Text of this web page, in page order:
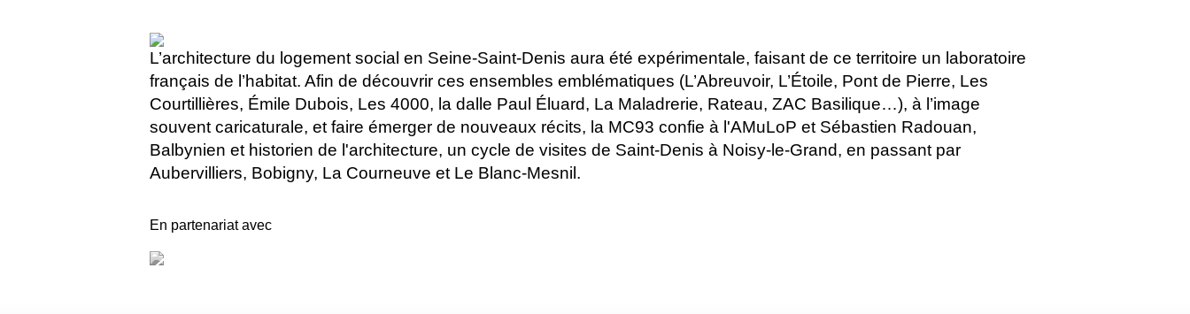
L’architecture du logement social en Seine-Saint-Denis aura été expérimentale, faisant de ce territoire un laboratoire
français de l’habitat. Afin de découvrir ces ensembles emblématiques (L’Abreuvoir, L’Étoile, Pont de Pierre, Les
Courtillières, Émile Dubois, Les 4000, la dalle Paul Éluard, La Maladrerie, Rateau, ZAC Basilique…), à l’image
souvent caricaturale, et faire émerger de nouveaux récits, la MC93 confie à l'AMuLoP et Sébastien Radouan,
Balbynien et historien de l'architecture, un cycle de visites de Saint-Denis à Noisy-le-Grand, en passant par
Aubervilliers, Bobigny, La Courneuve et Le Blanc-Mesnil.
En partenariat avec